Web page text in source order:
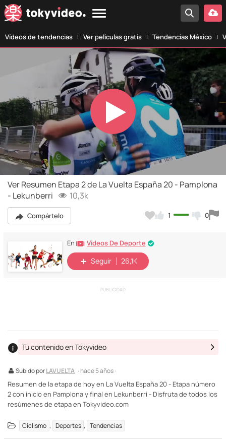
Vídeos de tendencias Ver películas gratis Tendencias México
Play
Video
Ver Resumen Etapa 2 de La Vuelta España 20 - Pamplona
- Lekunberri
10,3k
Compártelo 1 0
En Vídeos De Deporte
Seguir 26,1K
PUBLICIDAD
Subido porLAVUELTA · hace 5 años ·
Tu contenido en Tokyvideo
Resumen de la etapa de hoy en La Vuelta España 20 - Etapa número
2 con inicio en Pamplona y final en Lekunberri - Disfruta de todos los
resúmenes de etapa en Tokyvideo.com
Ciclismo , Deportes , Tendencias